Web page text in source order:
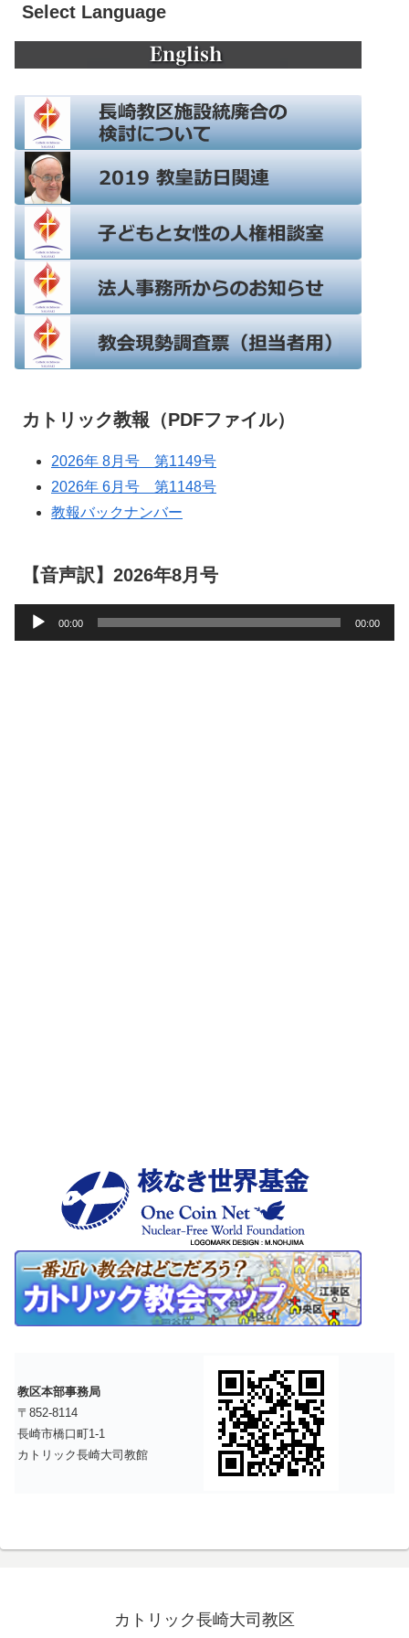
Select Language
カトリック教報（PDFファイル）
2026年 8月号 第1149号
2026年 6月号 第1148号
教報バックナンバー
【音声訳】2026年8月号
声
00:00 00:00
教区本部事務局
〒852-8114
長崎市橋口町1-1
カトリック長崎大司教館
カトリック長崎大司教区